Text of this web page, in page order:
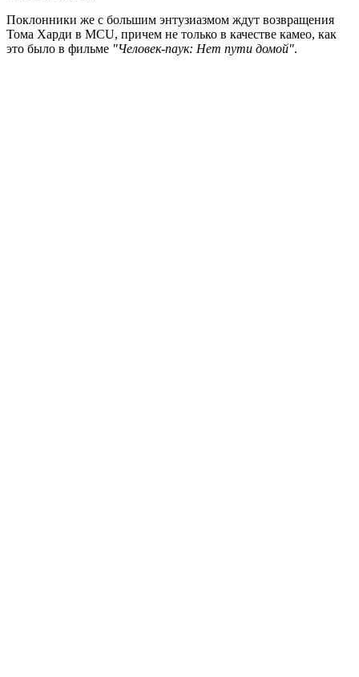
Поклонники же с большим энтузиазмом ждут возвращения
Тома Харди в MCU, причем не только в качестве камео, как
это было в фильме "Человек-паук: Нет пути домой".